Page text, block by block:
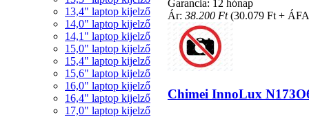
13,4" laptop kijelző
14,0" laptop kijelző
14,1" laptop kijelző
15,0" laptop kijelző
15,4" laptop kijelző
15,6" laptop kijelző
16,0" laptop kijelző
16,4" laptop kijelző
17,0" laptop kijelző
Garancia: 12 hónap
Ár: 38.200 Ft(30.079 Ft +
Chimei InnoLux